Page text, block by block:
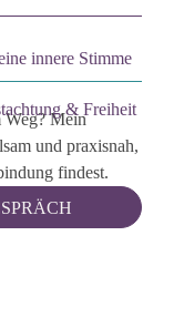
Weg? Mein
und praxisnah,
findest.
innere Stimme
& Freiheit